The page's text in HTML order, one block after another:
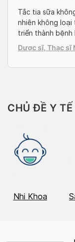
Tắc tia sữa
nhiên không loại
triển thành
người mẹ, chẳng
tìm hiểu những
Dược sĩ, Thạc sĩ
CHỦ ĐỀ Y
Nhi Khoa